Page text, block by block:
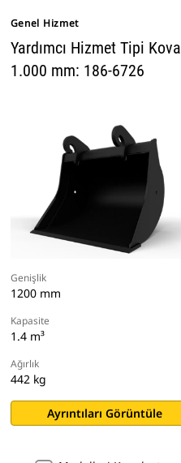
Genel Hizmet
Yardımcı Hizmet Tipi Kova
1.000 mm: 186-6726
Genişlik
1200 mm
Kapasite
1.4 m³
Ağırlık
442 kg
Ayrıntıları Görüntüle